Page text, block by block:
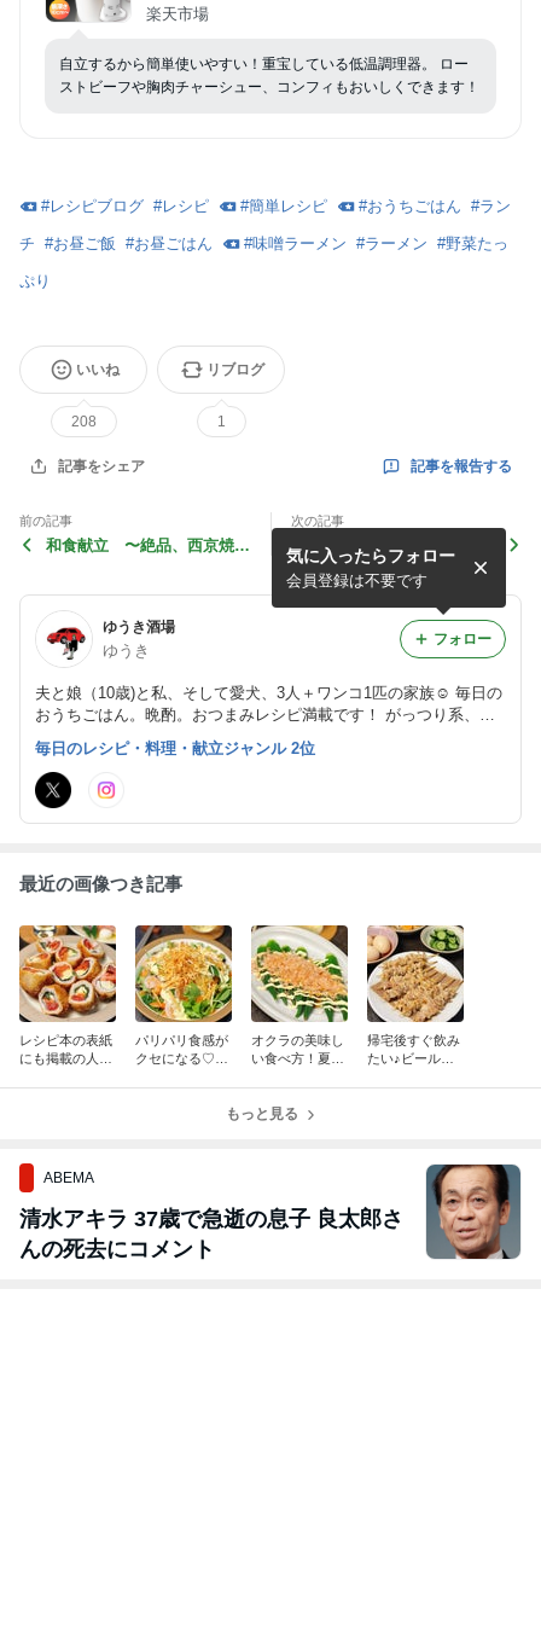
ータマリン スロークッカー タイマー 温度設定 タ
ーフ レシピ キッチン家電 ギフト
楽天市場
自立するから簡単使いやすい！重宝している低温調理器。 ロー
ストビーフや胸肉チャーシュー、コンフィもおいしくできます！
#レシピブログ #レシピ #簡単レシピ #おうちごはん #ラン
チ #お昼ご飯 #お昼ごはん #味噌ラーメン #ラーメン #野菜たっ
ぷり
いいね
208
リブログ
1
記事をシェア 記事を報告する
前の記事
和食献立 〜絶品、西京焼
次の記事
暑くなる季節にぴったり♪野
菜たっぷり、さっぱりサラダ
レシピ！
ゆうき酒場
ゆうき
夫と娘（10歳)と私、そして愛犬、3人＋ワンコ1匹の家族☺︎ 毎日の
おうちごはん。晩酌。おつまみレシピ満載です！ がっつり系、お
肉おかず、 麺レシピも充実しています。
気に入ったらフォロー
会員登録は不要です
フォロー
毎日のレシピ・料理・献立ジャンル 2位
最近の画像つき記事
レシピ本の表紙
にも掲載の人気
パリパリ食感が
クセになる♡エ
オクラの美味し
い食べ方！夏の
しい「オクラの
帰宅後すぐ飲み
たい♪ビールが
もっと見る
ABEMA
清水アキラ 37歳で急逝の息子 良太郎さ
んの死去にコメント